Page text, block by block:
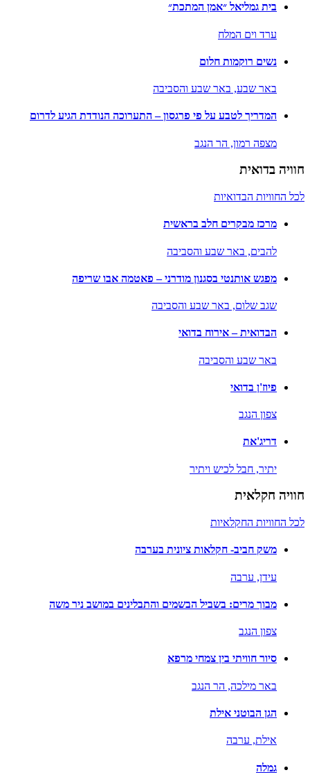
בית גמליאל ״אמן המתכת״
ערד וים המלח
נשים רוקמות חלום
באר שבע, באר שבע והסביבה
המדריך לטבע על פי פרגסון – התערוכה הנודדת הגיע לדרום
מצפה רמון, הר הנגב
חוויה בדואית
לכל החוויות הבדואיות
מרכז מבקרים חלב בראשית
להבים, באר שבע והסביבה
מפגש אותנטי בסגנון מודרני – פאטמה אבו שריפה
שגב שלום, באר שבע והסביבה
הבדואית – אירוח בדואי
באר שבע והסביבה
פיוז'ן בדואי
צפון הנגב
דריג'את
יתיר, חבל לכיש ויתיר
חוויה חקלאית
לכל החוויות החקלאיות
משק חביב- חקלאות ציונית בערבה
עידן, ערבה
מבוך מרים: בשביל הבשמים והתבלינים במושב ניר משה
צפון הנגב
סיור חוויתי בין צמחי מרפא
באר מילכה, הר הנגב
הגן הבוטני אילת
אילת, ערבה
גמלה